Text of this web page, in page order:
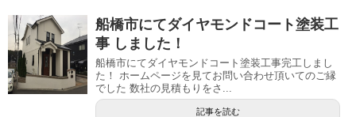
船橋市にてダイヤモンドコート塗装工
事 しました！
船橋市にてダイヤモンドコート塗装工事完工しまし
た！ ホームページを見てお問い合わせ頂いてのご縁
でした 数社の見積もりをさ...
記事を読む